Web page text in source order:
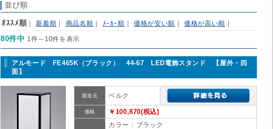
並び順
ｵｽｽﾒ順 ｜ 新着順 ｜ 商品名順 ｜ ﾒｰｶｰ順 ｜価格が安い順 ｜価格が高い順 ｜
80件中 1件～10件を表示
アルモード FE465K（ブラック） 44-67 LED電飾スタンド 【屋外・四
面】
製造元 ベルク
価格 ￥100,870(税込)
カラー：ブラック